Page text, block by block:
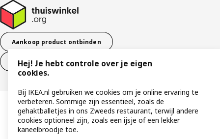
Aankoop product ontbinden
Ontbinding van je aankoop (diensten)
Hej! Je hebt controle over je eigen
cookies.
Bij IKEA.nl gebruiken we cookies om je online ervaring te
verbeteren. Sommige zijn essentieel, zoals de
gehaktballetjes in ons Zweeds restaurant, terwijl andere
cookies optioneel zijn, zoals een ijsje of een lekker
kaneelbroodje toe.